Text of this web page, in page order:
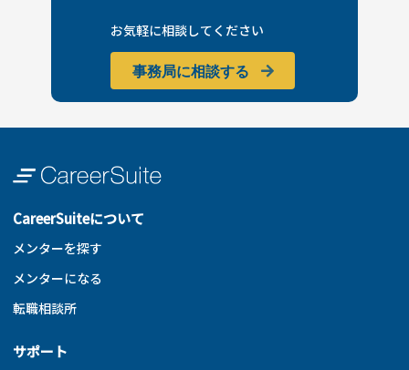
お気軽に相談してください
事務局に相談する
CareerSuiteについて
メンターを探す
メンターになる
転職相談所
サポート